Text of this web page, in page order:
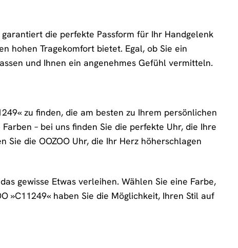
die perfekte Passform für Ihr Handgelenk
hohen Tragekomfort bietet. Egal, ob Sie ein
und Ihnen ein angenehmes Gefühl vermitteln.
zu finden, die am besten zu Ihrem persönlichen
– bei uns finden Sie die perfekte Uhr, die Ihre
die OOZOO Uhr, die Ihr Herz höherschlagen
gewisse Etwas verleihen. Wählen Sie eine Farbe,
»C11249« haben Sie die Möglichkeit, Ihren Stil auf